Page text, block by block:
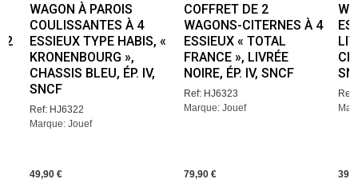
WAGON À PAROIS
COULISSANTES À 4
ESSIEUX TYPE HABIS, «
KRONENBOURG »,
CHASSIS BLEU, ÉP. IV,
SNCF
Ref: HJ6322
Marque: Jouef
49,90 €
COFFRET DE 2
WAGONS-CITERNES À 4
ESSIEUX « TOTAL
FRANCE », LIVRÉE
NOIRE, ÉP. IV, SNCF
Ref: HJ6323
Marque: Jouef
79,90 €